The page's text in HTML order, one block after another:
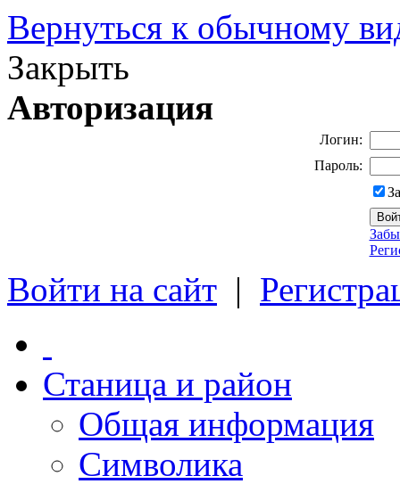
Вернуться к обычному
Закрыть
Авторизация
Логин:
Пароль:
Войти на сайт |
Станица и район
Общая информация
Символика